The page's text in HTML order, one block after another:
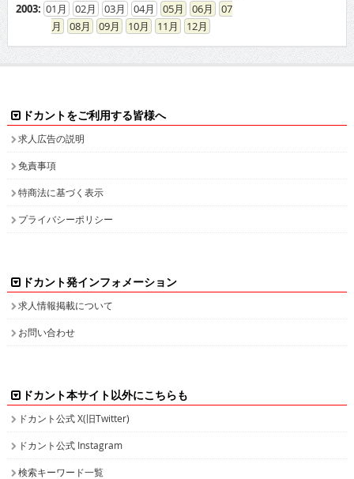
2003: 01 02 03 04 05 06
07
08
09 10 11 12
ドカントをご利用する皆様へ
求人広告の説明
免責事項
特商法に基づく表示
プライバシーポリシー
ドカント発インフォメーション
求人情報掲載について
お問い合わせ
ドカント本サイト以外にこちらも
ドカント公式 X(旧Twitter)
ドカント公式 Instagram
検索キーワード一覧